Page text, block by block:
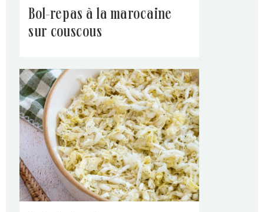
bol-repas à la marocaine
sur couscous